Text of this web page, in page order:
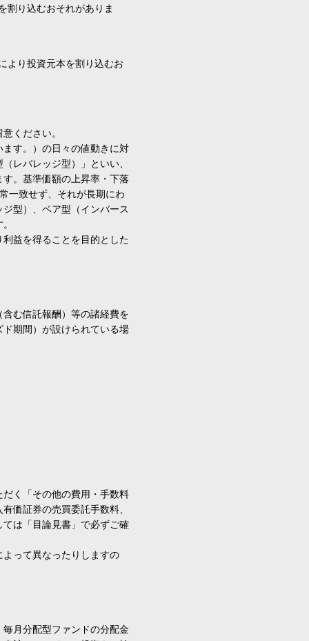
割り込むおそれがありま
より投資元本を割り込むお
ください。
す。）の日々の値動きに対
レバレッジ型）」といい、
。基準価額の上昇率・下落
一致せず、それが長期にわ
型）、ベア型（インバース
益を得ることを目的とした
む信託報酬）等の諸経費を
期間）が設けられている場
く「その他の費用・手数料
価証券の売買委託手数料、
は「目論見書」で必ずご確
って異なったりしますの
月分配型ファンドの分配金